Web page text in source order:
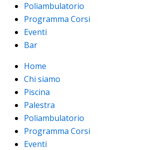
Poliambulatorio
Programma Corsi
Eventi
Bar
Home
Chi siamo
Piscina
Palestra
Poliambulatorio
Programma Corsi
Eventi